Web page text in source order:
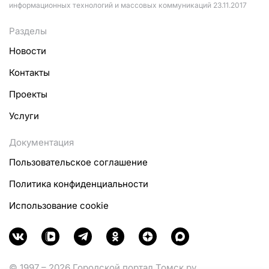
информационных технологий и массовых коммуникаций 23.11.2017
Разделы
Новости
Контакты
Проекты
Услуги
Документация
Пользовательское соглашение
Политика конфиденциальности
Использование cookie